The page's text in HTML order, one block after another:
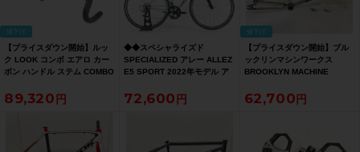
値下げ
【プライスダウン開始】ルッ
ク LOOK コンボ エアロ カー
ボン ハンドル ステム COMBO
HANDLEBAR STEM
110mm/420mm【お買い得
89,320
◆◆スペシャライズド
SPECIALIZED アレー ALLEZ
E5 SPORT 2022年モデル ア
SHIMANO SORA R3000 2x9
速（サイクルパラダイス大阪
72,600
値下げ
【プライスダウン開始】ブル
ックリンマシンワークス
BROOKLYN MACHINE
フレームのみ TRANS
BLACK【お買い得SALE】
62,700